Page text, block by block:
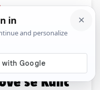
Komentari
sa
se Kulič